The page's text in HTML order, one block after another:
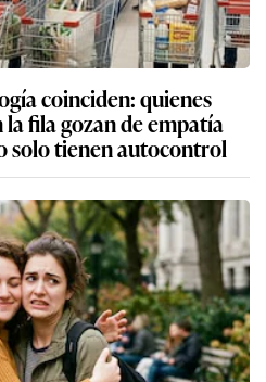
coinciden: quienes
fila gozan de empatía
solo tienen autocontrol